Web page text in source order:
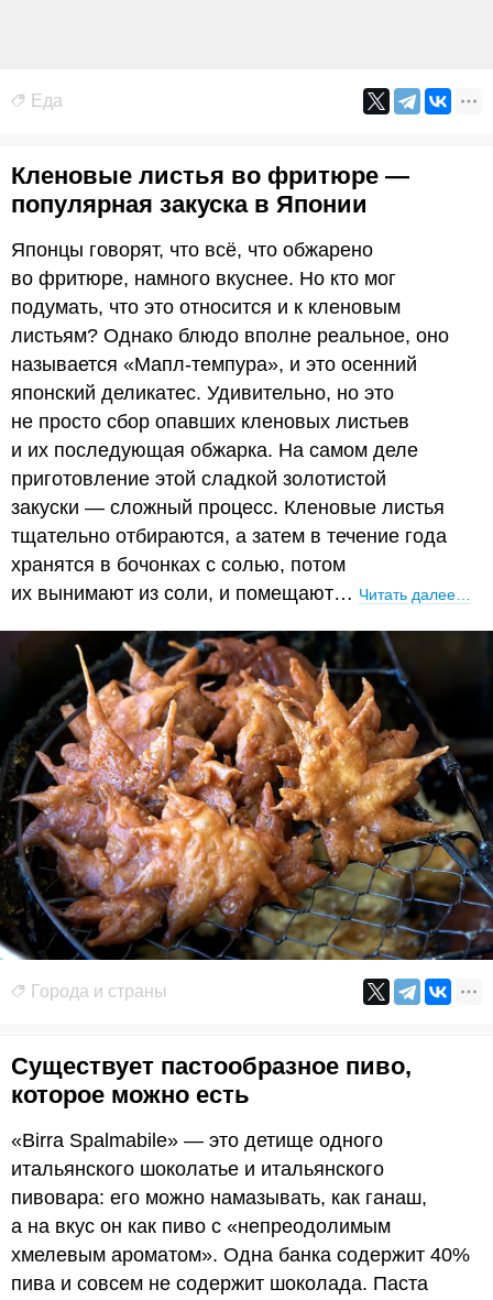
Еда
Кленовые листья во фритюре —
популярная закуска в Японии
Японцы говорят, что всё, что обжарено
во фритюре, намного вкуснее. Но кто мог
подумать, что это относится и к кленовым
листьям? Однако блюдо вполне реальное, оно
называется «Мапл-темпура», и это осенний
японский деликатес. Удивительно, но это
не просто сбор опавших кленовых листьев
и их последующая обжарка. На самом деле
приготовление этой сладкой золотистой
закуски — сложный процесс. Кленовые листья
тщательно отбираются, а затем в течение года
хранятся в бочонках с солью, потом
их вынимают из соли, и помещают… Читать далее…
Города и страны
Существует пастообразное пиво,
которое можно есть
«Birra Spalmabile» — это детище одного
итальянского шоколатье и итальянского
пивовара: его можно намазывать, как ганаш,
а на вкус он как пиво с «непреодолимым
хмелевым ароматом». Одна банка содержит 40%
пива и совсем не содержит шоколада. Паста